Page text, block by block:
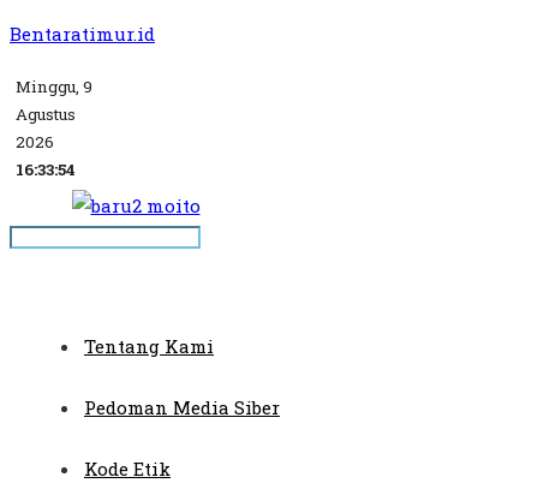
Bentaratimur.id
Minggu, 9
Agustus
2026
16:33:54
Tentang Kami
Pedoman Media Siber
Kode Etik